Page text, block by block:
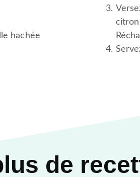
hachée
de